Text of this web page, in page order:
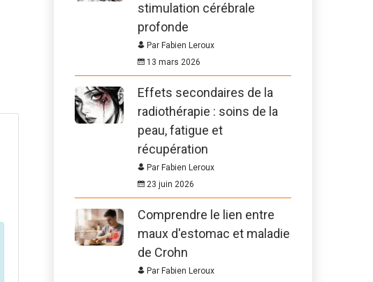
stimulation cérébrale
profonde
Par Fabien Leroux
13 mars 2026
Effets secondaires de la
radiothérapie : soins de la
peau, fatigue et
récupération
Par Fabien Leroux
23 juin 2026
Comprendre le lien entre
maux d'estomac et maladie
de Crohn
Par Fabien Leroux